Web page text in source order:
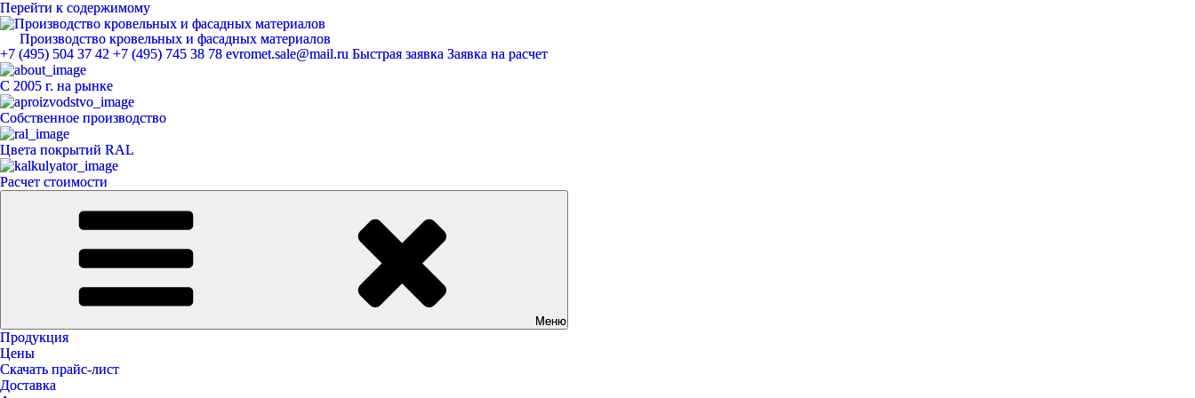
Перейти к содержимому
Производство кровельных и фасадных материалов
ЕвроМет
+7 (495) 504 37 42 +7 (495) 745 38 78 evromet.sale@mail.ru Быстрая заявка Заявка на расчет
С 2005 г. на рынке
Собственное производство
Цвета покрытий RAL
Расчет стоимости
Меню
Продукция
Цены
Скачать прайс-лист
Доставка